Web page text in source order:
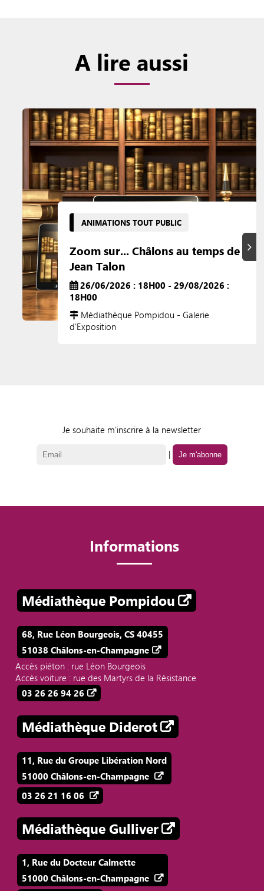
A lire aussi
ANIMATIONS TOUT PUBLIC
Zoom sur... Châlons au temps de
Jean Talon
26/06/2026 : 18H00 - 29/08/2026 :
18H00
Médiathèque Pompidou - Galerie
d'Exposition
Je souhaite m'inscrire à la newsletter
|
Informations
Médiathèque Pompidou
68, Rue Léon Bourgeois, CS 40455
51038 Châlons-en-Champagne
Accès piéton : rue Léon Bourgeois
Accès voiture : rue des Martyrs de la Résistance
03 26 26 94 26
Médiathèque Diderot
11, Rue du Groupe Libération Nord
51000 Châlons-en-Champagne
03 26 21 16 06
Médiathèque Gulliver
1, Rue du Docteur Calmette
51000 Châlons-en-Champagne